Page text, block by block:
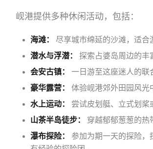
岘港提供多种休闲活动，包括：
海滩：
尽享城市绵延的沙滩，适合
潜水与浮潜：
探索占婆岛周边的丰
会安古镇：
一日游至这座迷人的联
豪华露营：
体验岘港郊外田园风光
水上运动：
尝试皮划艇、立式划桨
山茶半岛徒步：
穿越郁郁葱葱的热
瀑布探险：
参加为期一天的探险，